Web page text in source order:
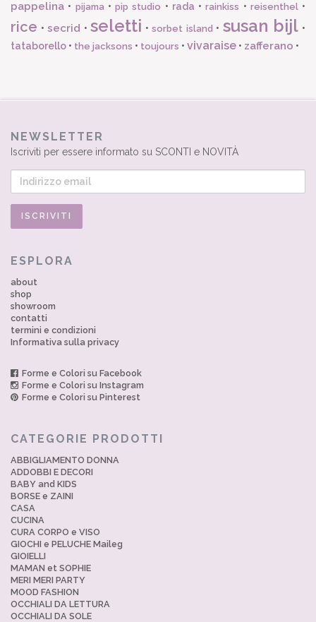
pappelina • pijama • pip studio • rada •rainkiss • reisenthel•
rice •secrid •seletti •sorbet island • susan bijl •
tataborello • the jacksons • toujours • vivaraise • zafferano •
NEWSLETTER
Iscriviti per essere informato su SCONTI e NOVITÀ
ESPLORA
about
shop
showroom
contatti
termini e condizioni
Informativa sulla privacy
Forme e Colori su Facebook
Forme e Colori su Instagram
Forme e Colori su Pinterest
CATEGORIE PRODOTTI
ABBIGLIAMENTO DONNA
ADDOBBI E DECORI
BABY and KIDS
BORSE e ZAINI
CASA
CUCINA
CURA CORPO e VISO
GIOCHI e PELUCHE Maileg
GIOIELLI
MAMAN et SOPHIE
MERI MERI PARTY
MOOD FASHION
OCCHIALI DA LETTURA
OCCHIALI DA SOLE